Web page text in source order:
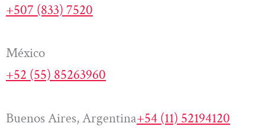
+507 (833) 7520
México
+52 (55) 85263960
Buenos Aires, Argentina+54 (11) 52194120